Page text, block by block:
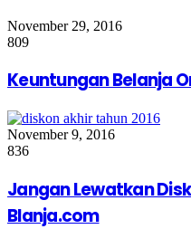
November 29, 2016
809
Keuntungan Belanja
November 9, 2016
836
Jangan Lewatkan
Blanja.com